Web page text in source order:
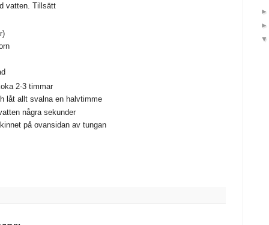
vatten. Tillsätt
2-3 timmar
låt allt svalna en halvtimme
några sekunder
på ovansidan av tungan
►
►
▼